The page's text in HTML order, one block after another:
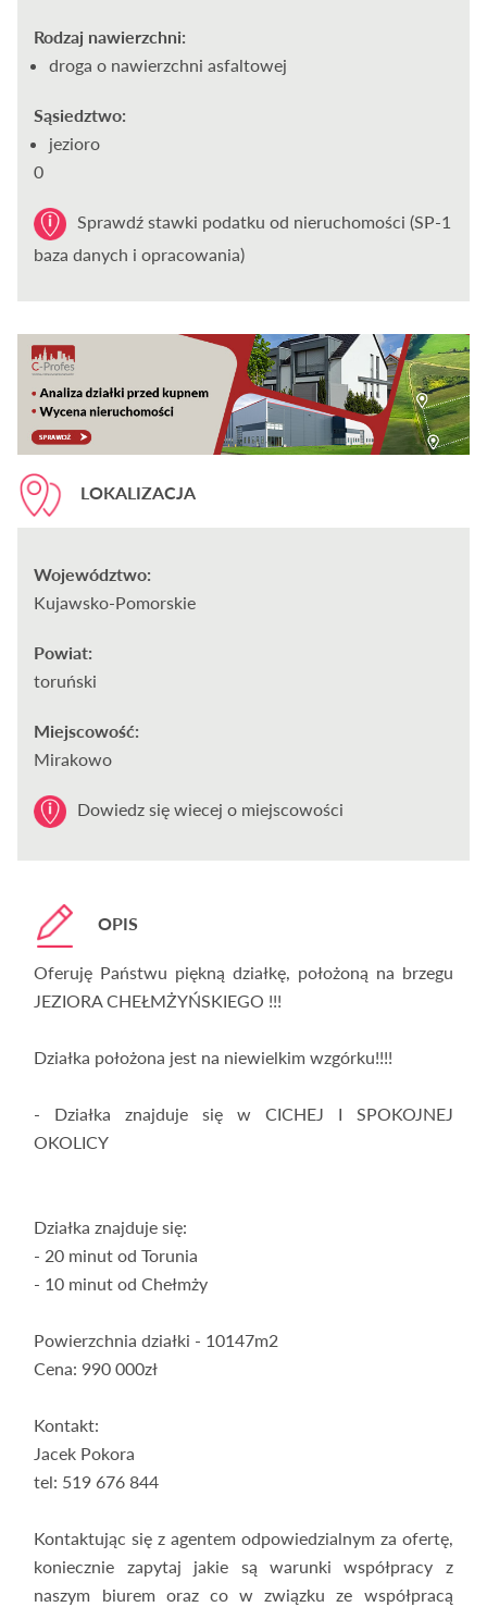
Rodzaj nawierzchni:
droga o nawierzchni asfaltowej
Sąsiedztwo:
jezioro
0
Sprawdź stawki podatku od nieruchomości (SP-1
baza danych i opracowania)
LOKALIZACJA
Województwo:
Kujawsko-Pomorskie
Powiat:
toruński
Miejscowość:
Mirakowo
Dowiedz się wiecej o miejscowości
OPIS
Oferuję Państwu piękną działkę, położoną na brzegu
JEZIORA CHEŁMŻYŃSKIEGO !!!
Działka położona jest na niewielkim wzgórku!!!!
- Działka znajduje się w CICHEJ I SPOKOJNEJ
OKOLICY
Działka znajduje się:
- 20 minut od Torunia
- 10 minut od Chełmży
Powierzchnia działki - 10147m2
Cena: 990 000zł
Kontakt:
Jacek Pokora
tel: 519 676 844
Kontaktując się z agentem odpowiedzialnym za ofertę,
koniecznie zapytaj jakie są warunki współpracy z
naszym biurem oraz co w związku ze współpracą